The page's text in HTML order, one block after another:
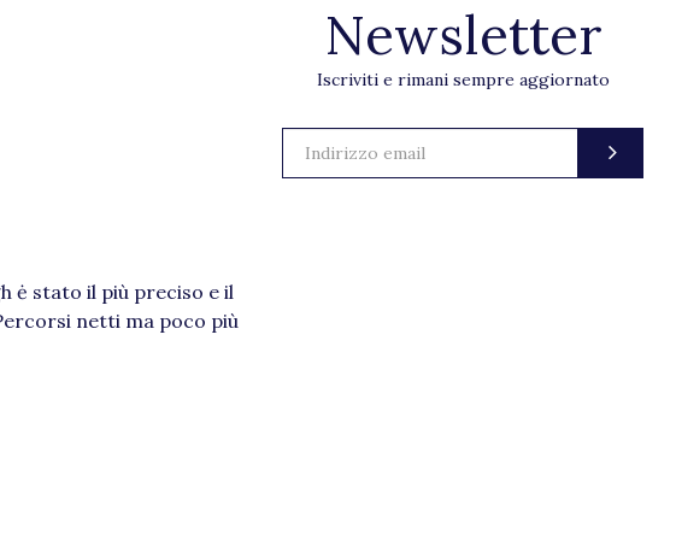
ė stato il più preciso e il
netti ma poco più
Newsletter
Iscriviti e rimani sempre aggiornato